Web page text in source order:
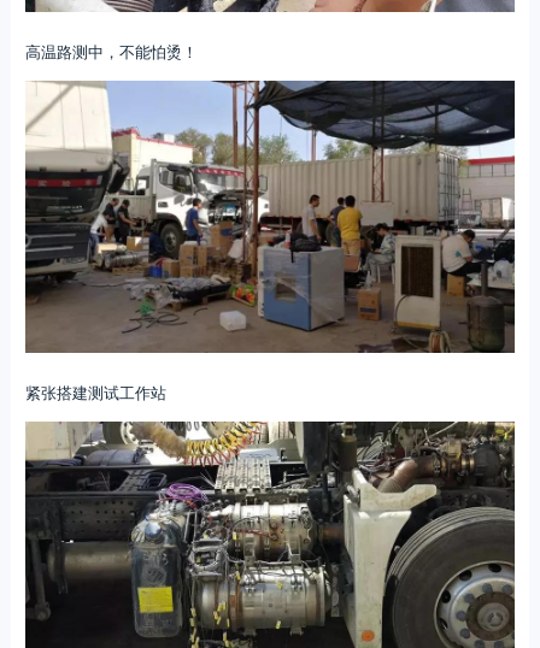
高温路测中，不能怕烫！
紧张搭建测试工作站